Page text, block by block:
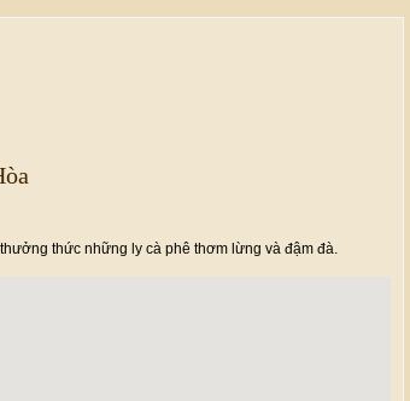
thức những ly cà phê thơm lừng và đậm đà.